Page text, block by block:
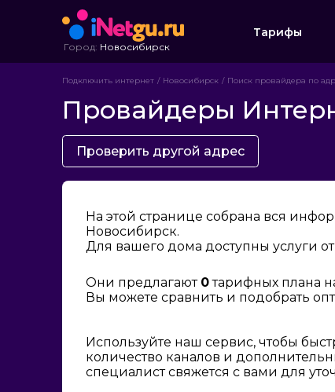
Город: Новосибирск
Тарифы
Подключить интернет Новосибирск Поиск провайдера по
Провайдеры
Проверить другой адрес
На этой странице собрана вся
Новосибирск.
Для вашего дома доступны услуги от
Они предлагают 0тарифных плана
Вы можете сравнить и подобрать
Используйте наш сервис, чтобы
количество каналов и
специалист свяжется с вами для